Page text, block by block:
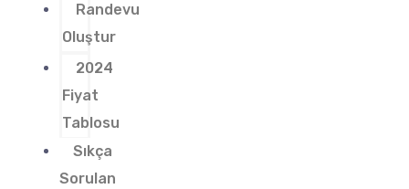
Randevu
Oluştur
2024
Fiyat
Tablosu
Sıkça
Sorulan